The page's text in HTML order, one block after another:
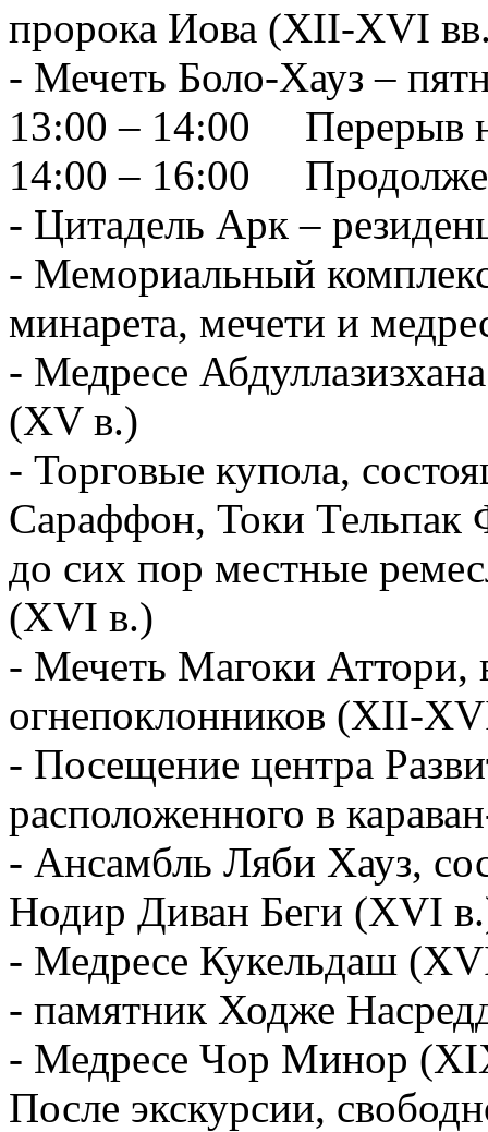
пророка Иова (XII-XVI
- Мечеть Боло-Хауз –
13:00 – 14:00 Перерыв
14:00 – 16:00
- Цитадель Арк –
- Мемориальный
минарета, мечети и
- Медресе
(XV в.)
- Торговые купола,
Сараффон, Токи Тельпак
до сих пор местные
(XVI в.)
- Мечеть Магоки Аттори,
огнепоклонников (XII-
- Посещение центра
расположенного в
- Ансамбль Ляби Хауз,
Нодир Диван Беги (XVI
- Медресе Кукельдаш
- памятник Ходже
- Медресе Чор Минор
После экскурсии,